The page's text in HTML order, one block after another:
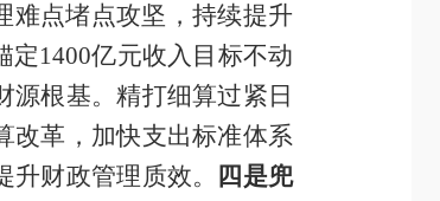
难点堵点攻坚，持续提升
定1400亿元收入目标不动
根基。精打细算过紧日
改革，加快支出标准体系
财政管理质效。
四是兜